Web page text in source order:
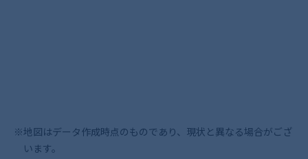
※地図はデータ作成時点のものであり、現状と異なる場合がござ
います。